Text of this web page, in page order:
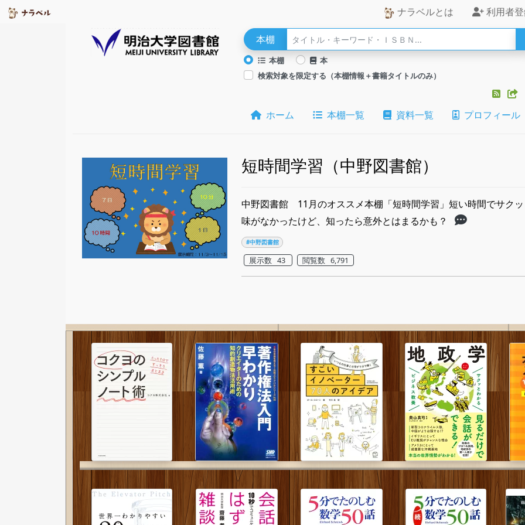
ナラベルとは 利用者
本棚
本棚
本
検索対象を限定する（本棚情報＋書籍タイトルのみ）
ホーム 本棚一覧 資料一覧 プロフィール
短時間学習（中野図書館）
中野図書館 11月のオススメ本棚「短時間学習」​​短い時間でサク
味がなかったけど、知ったら意外とはまるかも？
#中野図書館
展示数 43 閲覧数 6,791